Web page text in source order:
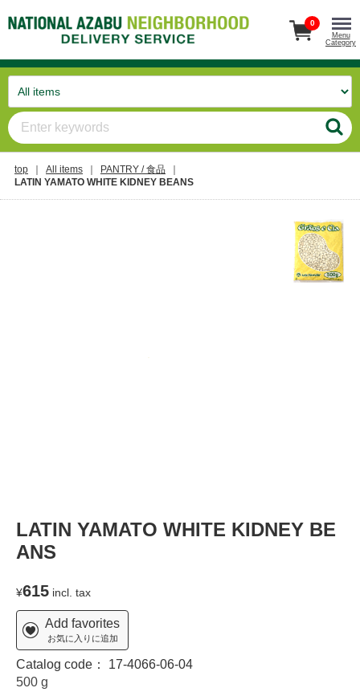
0
Menu
Category
top All items
PANTRY / 食品
LATIN YAMATO WHITE KIDNEY BEANS
LATIN YAMATO WHITE KIDNEY BE
ANS
¥615 incl. tax
Add favorites
お気に入りに追加
Catalog code： 17-4066-06-04
500 g